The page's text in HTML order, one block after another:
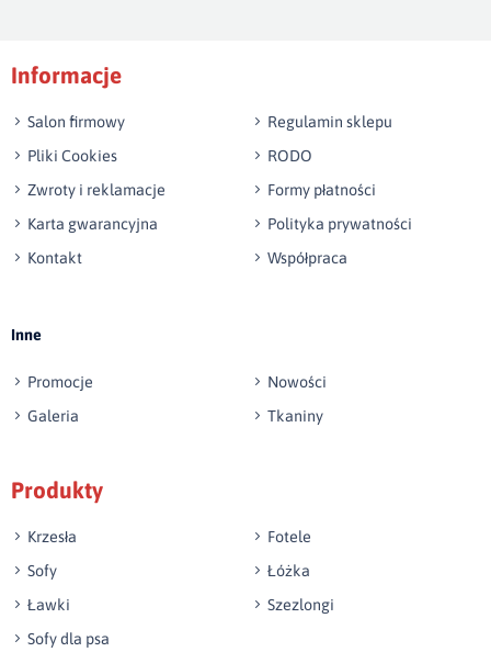
Wyślij opinię
Informacje
Salon firmowy
Regulamin sklepu
Pliki Cookies
RODO
Zwroty i reklamacje
Formy płatności
Karta gwarancyjna
Polityka prywatności
Kontakt
Współpraca
Inne
Promocje
Nowości
Galeria
Tkaniny
Produkty
Krzesła
Fotele
Sofy
Łóżka
Ławki
Szezlongi
Sofy dla psa